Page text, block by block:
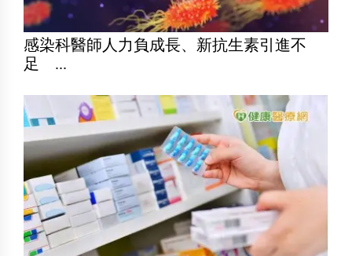
感染科醫師人力負成長、新抗生素引進不
足 ...